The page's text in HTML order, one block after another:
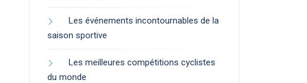
Les événements incontournables de la
saison sportive
Les meilleures compétitions cyclistes
du monde